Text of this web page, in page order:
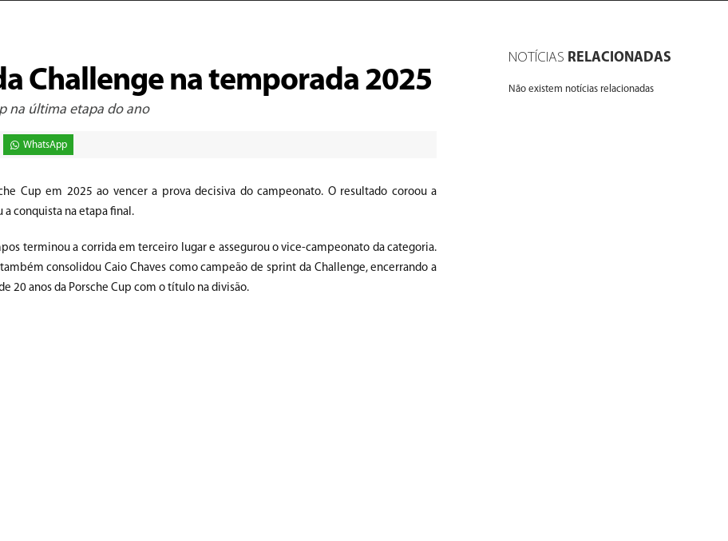
Challenge na temporada 2025
na última etapa do ano
WhatsApp
Cup em 2025 ao vencer a prova decisiva do campeonato. O resultado coroou a
conquista na etapa final.
terminou a corrida em terceiro lugar e assegurou o vice-campeonato da categoria.
consolidou Caio Chaves como campeão de sprint da Challenge, encerrando a
20 anos da Porsche Cup com o título na divisão.
NOTÍCIAS RELACIONADAS
Não existem notícias relacionadas